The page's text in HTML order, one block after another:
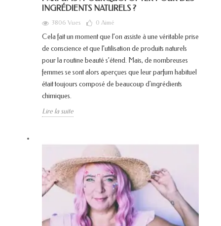
INGRÉDIENTS NATURELS ?
3806 Vues 0 Aimé
Cela fait un moment que l’on assiste à une véritable prise
de conscience et que l’utilisation de produits naturels
pour la routine beauté s’étend. Mais, de nombreuses
femmes se sont alors aperçues que leur parfum habituel
était toujours composé de beaucoup d'ingrédients
chimiques.
Lire la suite